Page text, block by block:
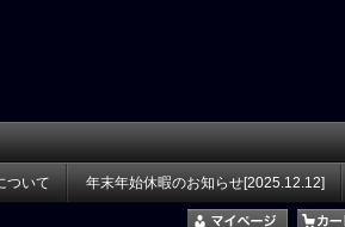
ついて 年末年始休暇のお知らせ[2025.12.12]